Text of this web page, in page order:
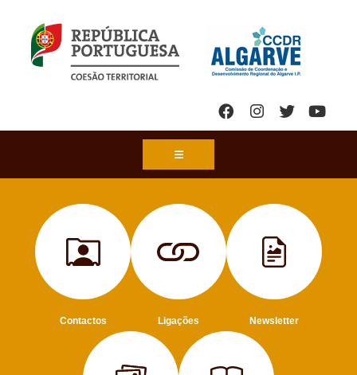
Contactos Ligações Newsletter